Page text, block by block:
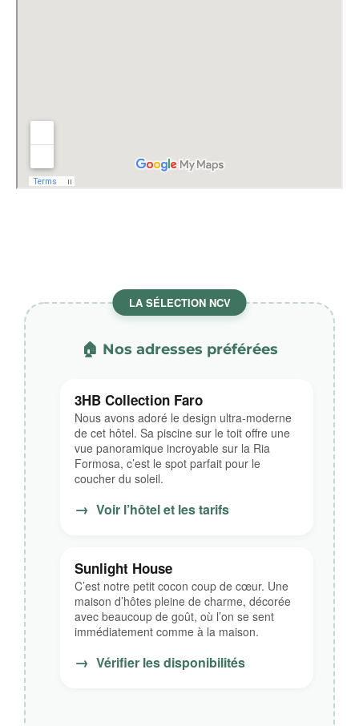
LA SÉLECTION NCV
🏠 Nos adresses préférées
3HB Collection Faro
Nous avons adoré le design ultra-moderne
de cet hôtel. Sa piscine sur le toit offre une
vue panoramique incroyable sur la Ria
Formosa, c’est le spot parfait pour le
coucher du soleil.
→ Voir l’hôtel et les tarifs
Sunlight House
C’est notre petit cocon coup de cœur. Une
maison d’hôtes pleine de charme, décorée
avec beaucoup de goût, où l’on se sent
immédiatement comme à la maison.
→ Vérifier les disponibilités